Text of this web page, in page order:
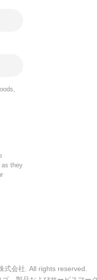
as they
式会社. All rights reserved.